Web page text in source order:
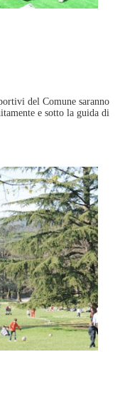
del Comune saranno
e sotto la guida di